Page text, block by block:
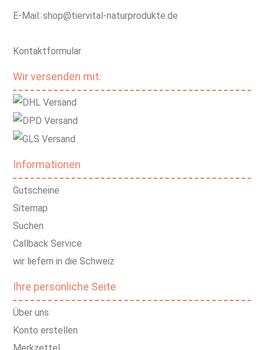
E-Mail: shop@tiervital-naturprodukte.de
Kontaktformular
Wir versenden mit:
Informationen
Gutscheine
Sitemap
Suchen
Callback Service
wir liefern in die Schweiz
Ihre persönliche Seite
Über uns
Konto erstellen